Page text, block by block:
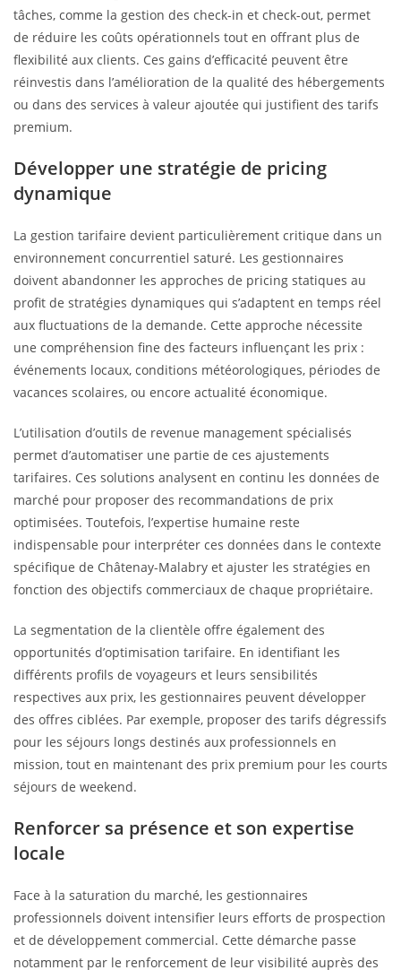
tâches, comme la gestion des check-in et check-out, permet
de réduire les coûts opérationnels tout en offrant plus de
flexibilité aux clients. Ces gains d’efficacité peuvent être
réinvestis dans l’amélioration de la qualité des hébergements
ou dans des services à valeur ajoutée qui justifient des tarifs
premium.
Développer une stratégie de pricing
dynamique
La gestion tarifaire devient particulièrement critique dans un
environnement concurrentiel saturé. Les gestionnaires
doivent abandonner les approches de pricing statiques au
profit de stratégies dynamiques qui s’adaptent en temps réel
aux fluctuations de la demande. Cette approche nécessite
une compréhension fine des facteurs influençant les prix :
événements locaux, conditions météorologiques, périodes de
vacances scolaires, ou encore actualité économique.
L’utilisation d’outils de revenue management spécialisés
permet d’automatiser une partie de ces ajustements
tarifaires. Ces solutions analysent en continu les données de
marché pour proposer des recommandations de prix
optimisées. Toutefois, l’expertise humaine reste
indispensable pour interpréter ces données dans le contexte
spécifique de Châtenay-Malabry et ajuster les stratégies en
fonction des objectifs commerciaux de chaque propriétaire.
La segmentation de la clientèle offre également des
opportunités d’optimisation tarifaire. En identifiant les
différents profils de voyageurs et leurs sensibilités
respectives aux prix, les gestionnaires peuvent développer
des offres ciblées. Par exemple, proposer des tarifs dégressifs
pour les séjours longs destinés aux professionnels en
mission, tout en maintenant des prix premium pour les courts
séjours de weekend.
Renforcer sa présence et son expertise
locale
Face à la saturation du marché, les gestionnaires
professionnels doivent intensifier leurs efforts de prospection
et de développement commercial. Cette démarche passe
notamment par le renforcement de leur visibilité auprès des